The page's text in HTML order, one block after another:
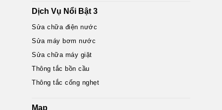
Dịch Vụ Nổi Bật 3
Sửa chữa điện nước
Sửa máy bơm nước
Sửa chữa máy giặt
Thông tắc bồn cầu
Thông tắc cống nghẹt
Map